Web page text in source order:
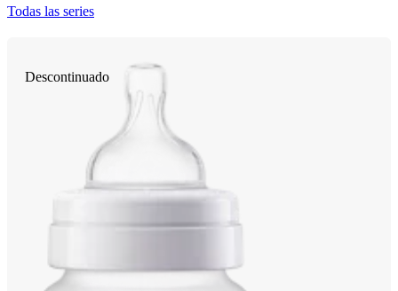
Todas las series
Descontinuado